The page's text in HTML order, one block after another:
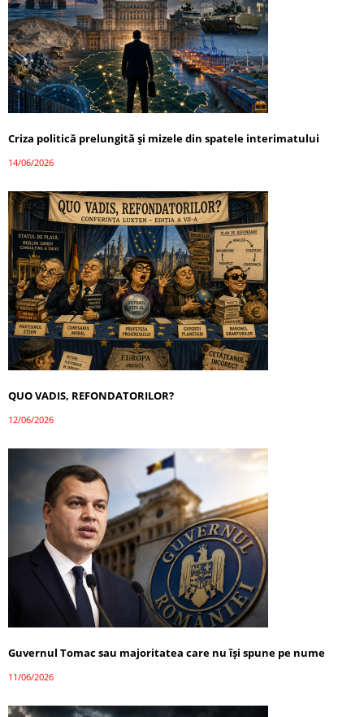
Criza politică prelungită și mizele din spatele interimatului
14/06/2026
QUO VADIS, REFONDATORILOR?
12/06/2026
Guvernul Tomac sau majoritatea care nu își spune pe nume
11/06/2026